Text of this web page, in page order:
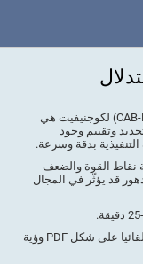
إنّ مجموعة التقييم العصبي-النفسي للاستدلال (CAB-RS) لكوجنيفيت هي
وتقييم وجود
التنفيذية بدقة وسرعة.
نقاط القوة والضعف
قد يؤثّر في المجال
بعد نهاية الاختبار، يمكن المستخدم تحميل التقرير تلقائيا على شكل PDF وؤية